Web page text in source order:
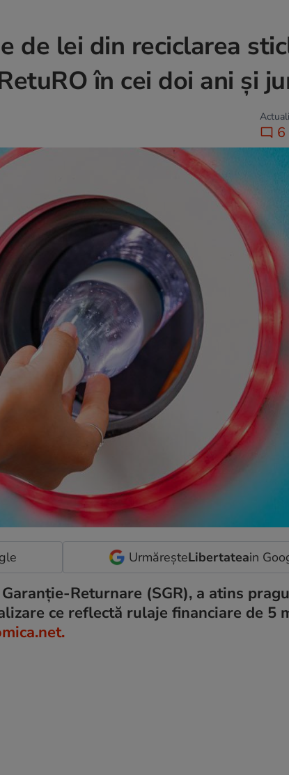
de lei din reciclarea
în cei doi ani și
6
UrmăreșteLibertateain
Returnare (SGR), a atins
ce reflectă rulaje financiare de 5